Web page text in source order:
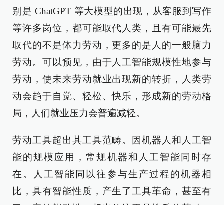
别是 ChatGPT 等大模型的出现，从客服到写作
等许多岗位，都可能取代人类，且有可能最先
取代的不是体力劳动，更多的是人的一般脑力
劳动。可以预见，由于人工智能规模性地参与
劳动，使未来劳动就业出现新的转折，人类劳
动会趋于自觉、轻松、快乐，形成新的劳动格
局，人们就业压力会普遍减轻。
劳动工具超出其工具范畴。因机器人和人工智
能的规模应用，常规机器和人工智能同时存
在。人工智能同以往参与生产过程的机器相
比，具有智能性质，产生了工具革命，甚至有